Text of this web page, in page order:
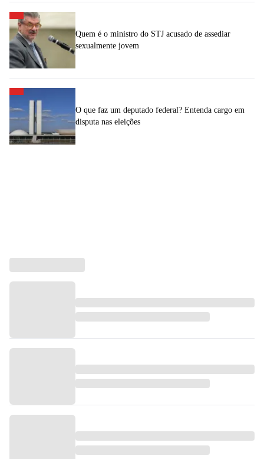
Quem é o ministro do STJ acusado de assediar
sexualmente jovem
O que faz um deputado federal? Entenda cargo em
disputa nas eleições